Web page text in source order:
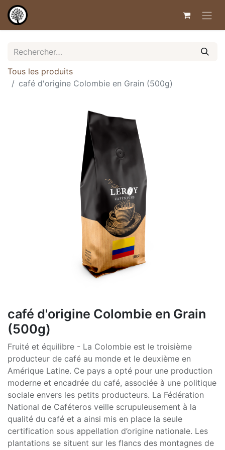
Tous les produits
café d'origine Colombie en Grain (500g)
café d'origine Colombie en Grain
(500g)
Fruité et équilibre - La Colombie est le troisième
producteur de café au monde et le deuxième en
Amérique Latine. Ce pays a opté pour une production
moderne et encadrée du café, associée à une politique
sociale envers les petits producteurs. La Fédération
National de Caféteros veille scrupuleusement à la
qualité du café et a ainsi mis en place la seule
certification sous appellation d’origine nationale. Les
plantations se situent sur les flancs des montagnes de